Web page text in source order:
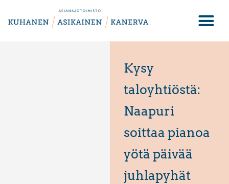
Kysy
taloyhtiöstä:
Naapuri
soittaa pianoa
yötä päivää
juhlapyhät